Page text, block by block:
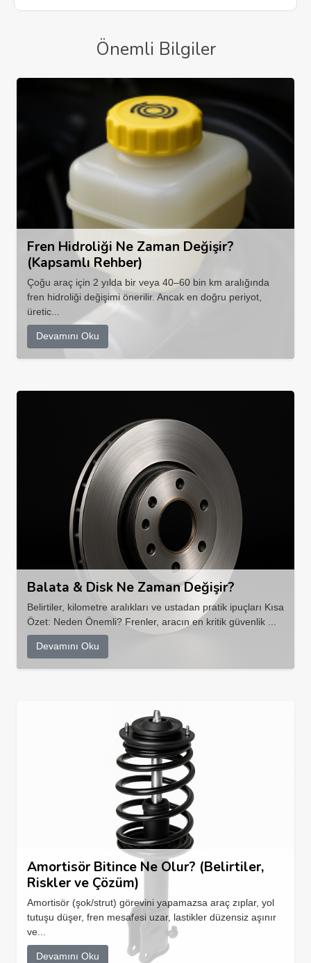
Önemli Bilgiler
Fren Hidroliği Ne Zaman Değişir?
(Kapsamlı Rehber)
Çoğu araç için 2 yılda bir veya 40–60 bin km aralığında
fren hidroliği değişimi önerilir. Ancak en doğru periyot,
üretic...
Devamını Oku
Balata & Disk Ne Zaman Değişir?
Belirtiler, kilometre aralıkları ve ustadan pratik ipuçları Kısa
Özet: Neden Önemli? Frenler, aracın en kritik güvenlik ...
Devamını Oku
Amortisör Bitince Ne Olur? (Belirtiler,
Riskler ve Çözüm)
Amortisör (şok/strut) görevini yapamazsa araç zıplar, yol
tutuşu düşer, fren mesafesi uzar, lastikler düzensiz aşınır
ve...
Devamını Oku